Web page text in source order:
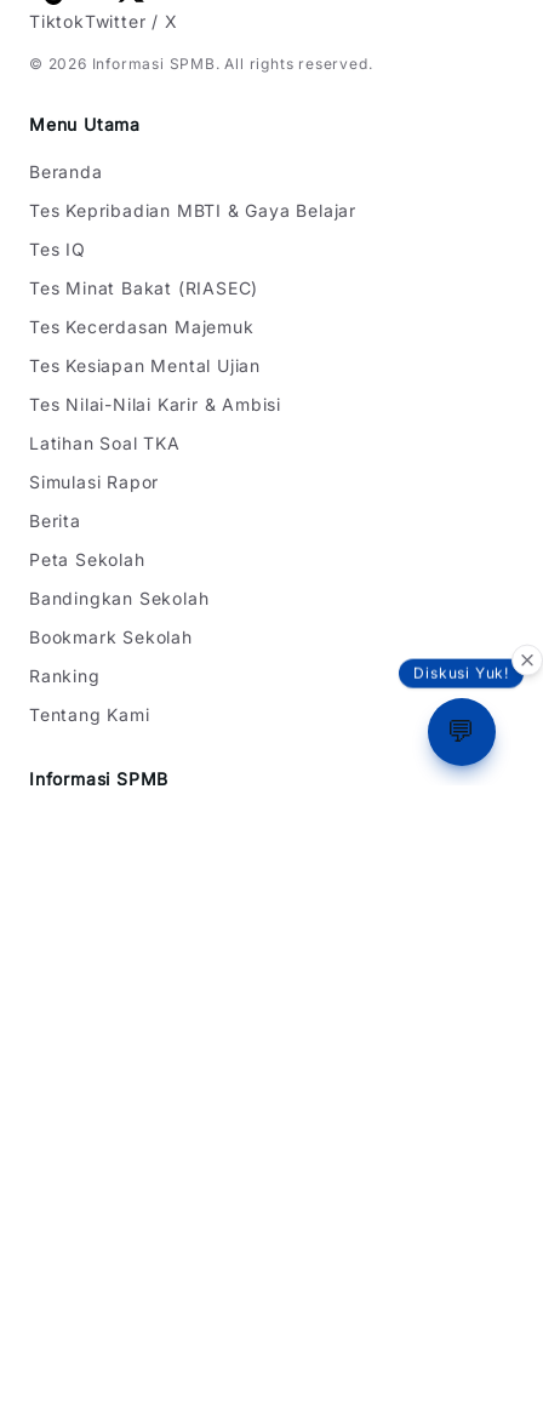
Diskusi Yuk!
💬
TiktokTwitter / X
© 2026 Informasi SPMB . All rights reserved.
Menu Utama
Beranda
Tes Kepribadian MBTI & Gaya Belajar
Tes IQ
Tes Minat Bakat (RIASEC)
Tes Kecerdasan Majemuk
Tes Kesiapan Mental Ujian
Tes Nilai-Nilai Karir & Ambisi
Latihan Soal TKA
Simulasi Rapor
Berita
Peta Sekolah
Bandingkan Sekolah
Bookmark Sekolah
Ranking
Tentang Kami
Informasi SPMB